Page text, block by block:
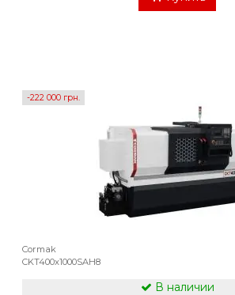
-222 000 грн.
Cormak
CKT400x1000SAH8
В наличии